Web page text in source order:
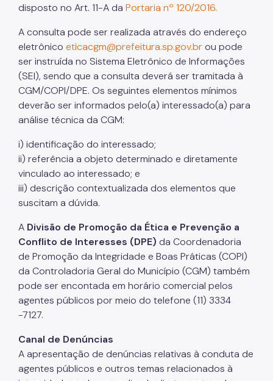
disposto no Art. 11-A da Portaria nº 120/2016.
A consulta pode ser realizada através do endereço
eletrônico eticacgm@prefeitura.sp.gov.br ou pode
ser instruída no Sistema Eletrônico de Informações
(SEI), sendo que a consulta deverá ser tramitada à
CGM/COPI/DPE. Os seguintes elementos mínimos
deverão ser informados pelo(a) interessado(a) para
análise técnica da CGM:
i) identificação do interessado;
ii) referência a objeto determinado e diretamente
vinculado ao interessado; e
iii) descrição contextualizada dos elementos que
suscitam a dúvida.
A Divisão de Promoção da Ética e Prevenção a
Conflito de Interesses (DPE) da Coordenadoria
de Promoção da Integridade e Boas Práticas (COPI)
da Controladoria Geral do Município (CGM) também
pode ser encontada em horário comercial pelos
agentes públicos por meio do telefone (11) 3334
-7127.
Canal de Denúncias
A apresentação de denúncias relativas à conduta de
agentes públicos e outros temas relacionados à